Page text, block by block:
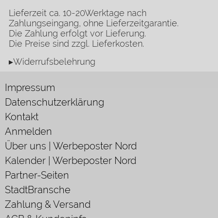
Lieferzeit ca. 10-20Werktage nach
Zahlungseingang, ohne Lieferzeitgarantie.
Die Zahlung erfolgt vor Lieferung.
Die Preise sind zzgl. Lieferkosten.
▸Widerrufsbelehrung
Impressum
Datenschutzerklärung
Kontakt
Anmelden
Über uns | Werbeposter Nord
Kalender | Werbeposter Nord
Partner-Seiten
StadtBransche
Zahlung & Versand